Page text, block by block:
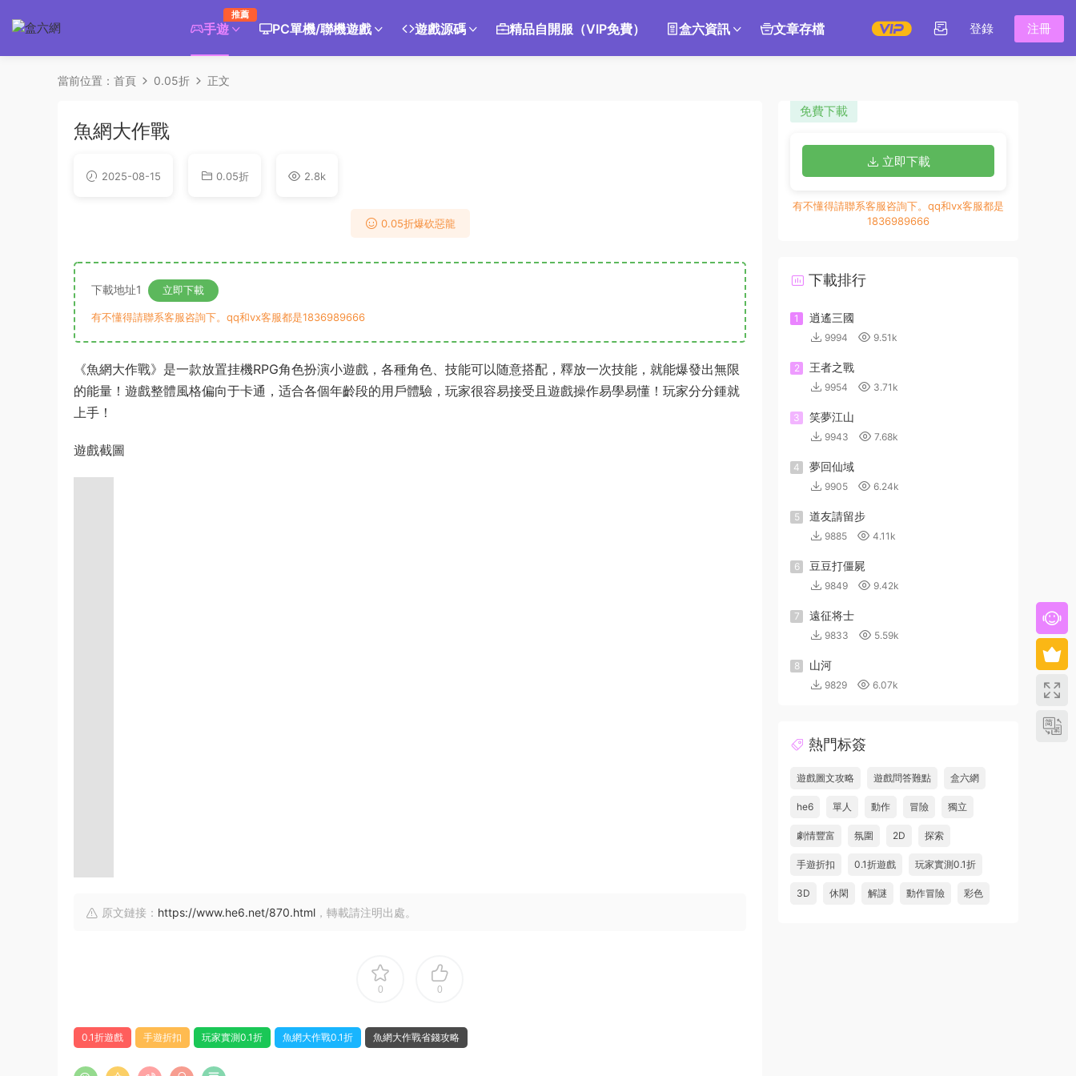
手遊
推薦
PC單機/聯機遊戲 遊戲源碼 精品自開服（VIP免費） 盒六資訊 文章存檔 登錄 注冊
當前位置： 首頁 0.05折 正文
魚網大作戰
2025-08-15 0.05折 2.8k
0.05折爆砍惡龍
下載地址1 立即下載
有不懂得請聯系客服咨詢下。qq和vx客服都是1836989666
《魚網大作戰》是一款放置挂機RPG角色扮演小遊戲，各種角色、技能可以随意搭配，釋放一次技能，就能爆發出無限
的能量！遊戲整體風格偏向于卡通，适合各個年齡段的用戶體驗，玩家很容易接受且遊戲操作易學易懂！玩家分分鍾就
上手！
遊戲截圖
原文鏈接： https://www.he6.net/870.html ，轉載請注明出處。
0 0
0.1折遊戲 手遊折扣 玩家實測0.1折 魚網大作戰0.1折 魚網大作戰省錢攻略
免費下載
立即下載
有不懂得請聯系客服咨詢下。qq和vx客服都是
1836989666
下載排行
1 逍遙三國
9994 9.51k
2 王者之戰
9954 3.71k
3 笑夢江山
9943 7.68k
4 夢回仙域
9905 6.24k
5 道友請留步
9885 4.11k
6 豆豆打僵屍
9849 9.42k
7 遠征将士
9833 5.59k
8 山河
9829 6.07k
熱門标簽
遊戲圖文攻略 遊戲問答難點 盒六網
he6 單人 動作 冒險 獨立
劇情豐富 氛圍 2D 探索
手遊折扣 0.1折遊戲 玩家實測0.1折
3D 休閑 解謎 動作冒險 彩色